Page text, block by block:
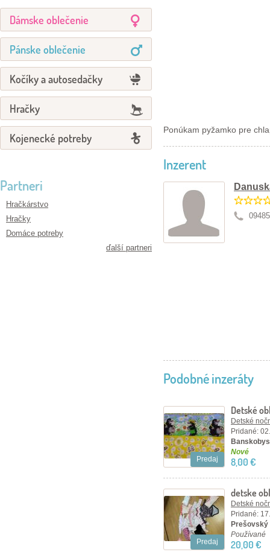
Dámske oblečenie
Pánske oblečenie
Kočíky a autosedačky
Hračky
Kojenecké potreby
Partneri
Hračkárstvo
Hračky
Domáce potreby
ďalší partneri
Ponúkam pyžamko pre
Inzerent
Podobné inzeráty
Predaj
Detské
Detské
Pridané:
Nové
8,00 €
Predaj
detske
Detské
Pridané:
Prešovský
Používané
20,00 €